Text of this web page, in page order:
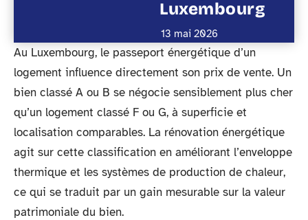
Luxembourg
13 mai 2026
Au Luxembourg, le passeport énergétique d’un
logement influence directement son prix de vente. Un
bien classé A ou B se négocie sensiblement plus cher
qu’un logement classé F ou G, à superficie et
localisation comparables. La rénovation énergétique
agit sur cette classification en améliorant l’enveloppe
thermique et les systèmes de production de chaleur,
ce qui se traduit par un gain mesurable sur la valeur
patrimoniale du bien.